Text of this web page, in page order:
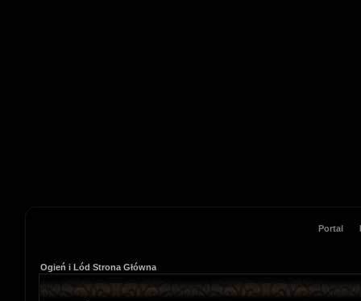
Portal
Ogień i Lód Strona Główna